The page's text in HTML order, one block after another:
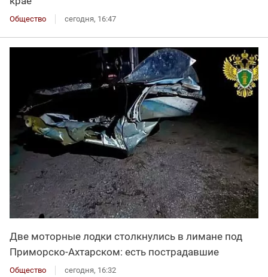
Общество сегодня, 16:47
Две моторные лодки столкнулись в лимане под
Приморско-Ахтарском: есть пострадавшие
Общество сегодня, 16:32